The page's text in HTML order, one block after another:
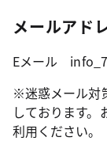
メールアド
Eメール
※迷惑メール対
しております
利用ください。